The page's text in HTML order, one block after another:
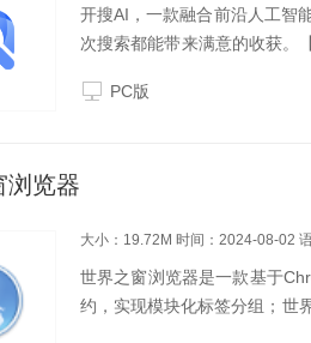
开搜AI，一款融合前沿人工智
次搜索都能带来满意的收获。
包含引用源；自动生成大纲
文库搜索...
PC版
浏览器
大小：19.72M 时间：2024-08-02
世界之窗浏览器是一款基于
约，实现模块化标签分组；世
想的浏览器。世界之窗